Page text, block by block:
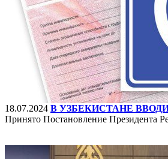
18.07.2024 В УЗБЕКИСТАНЕ
Принято Постановление Президента